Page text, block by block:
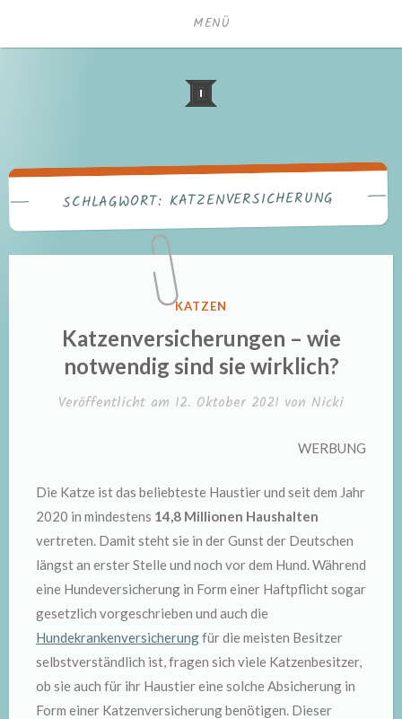
MENÜ
SCHLAGWORT: KATZENVERSICHERUNG
VERÖFFENTLICHT
KATZEN
Katzenversicherungen – wie
notwendig sind sie wirklich?
Veröffentlicht am 12. Oktober 2021 von Nicki
WERBUNG
Die Katze ist das beliebteste Haustier und seit dem Jahr
2020 in mindestens 14,8 Millionen Haushalten
vertreten. Damit steht sie in der Gunst der Deutschen
längst an erster Stelle und noch vor dem Hund. Während
eine Hundeversicherung in Form einer Haftpflicht sogar
gesetzlich vorgeschrieben und auch die
Hundekrankenversicherungfür die meisten Besitzer
selbstverständlich ist, fragen sich viele Katzenbesitzer,
ob sie auch für ihr Haustier eine solche Absicherung in
Form einer Katzenversicherung benötigen. Dieser